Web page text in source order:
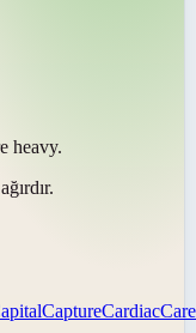
heavy.
CaptureCardiacCare